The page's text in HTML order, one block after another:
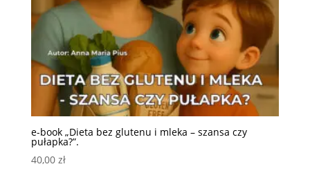
e-book „Dieta bez glutenu i mleka – szansa czy
pułapka?”.
40,00 zł